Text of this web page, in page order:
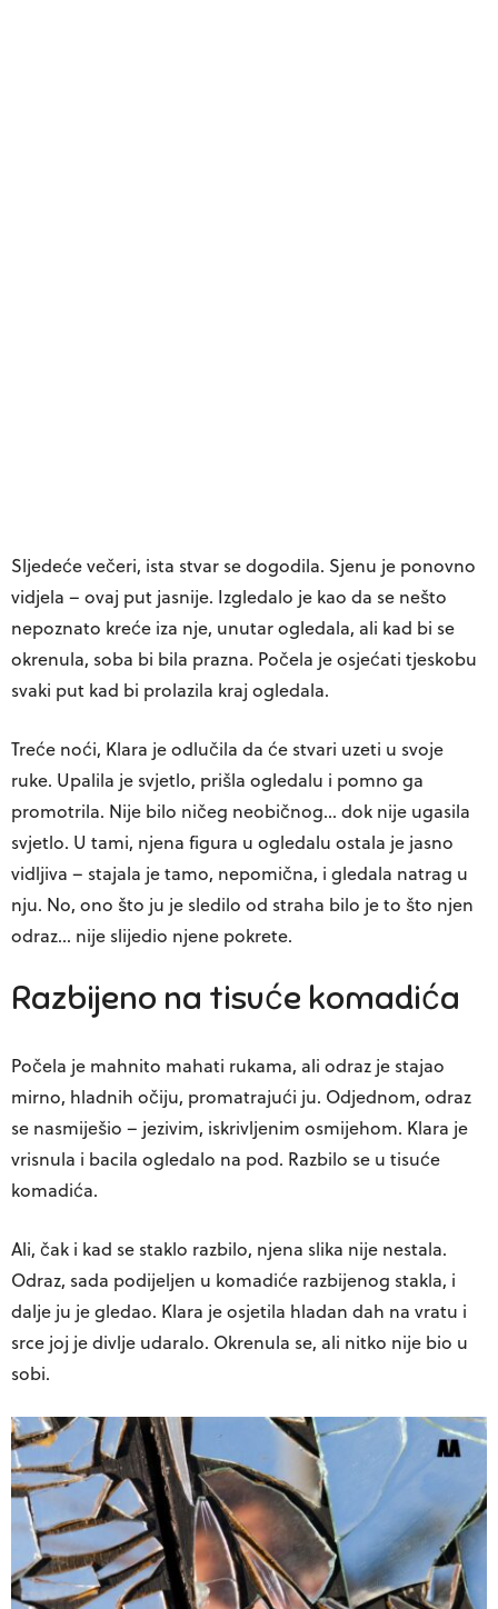
Sljedeće večeri, ista stvar se dogodila. Sjenu je ponovno
vidjela – ovaj put jasnije. Izgledalo je kao da se nešto
nepoznato kreće iza nje, unutar ogledala, ali kad bi se
okrenula, soba bi bila prazna. Počela je osjećati tjeskobu
svaki put kad bi prolazila kraj ogledala.
Treće noći, Klara je odlučila da će stvari uzeti u svoje
ruke. Upalila je svjetlo, prišla ogledalu i pomno ga
promotrila. Nije bilo ničeg neobičnog… dok nije ugasila
svjetlo. U tami, njena figura u ogledalu ostala je jasno
vidljiva – stajala je tamo, nepomična, i gledala natrag u
nju. No, ono što ju je sledilo od straha bilo je to što njen
odraz… nije slijedio njene pokrete.
Razbijeno na tisuće komadića
Počela je mahnito mahati rukama, ali odraz je stajao
mirno, hladnih očiju, promatrajući ju. Odjednom, odraz
se nasmiješio – jezivim, iskrivljenim osmijehom. Klara je
vrisnula i bacila ogledalo na pod. Razbilo se u tisuće
komadića.
Ali, čak i kad se staklo razbilo, njena slika nije nestala.
Odraz, sada podijeljen u komadiće razbijenog stakla, i
dalje ju je gledao. Klara je osjetila hladan dah na vratu i
srce joj je divlje udaralo. Okrenula se, ali nitko nije bio u
sobi.